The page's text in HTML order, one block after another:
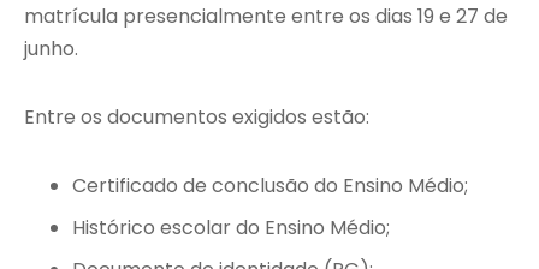
matrícula presencialmente entre os dias 19 e 27 de
junho.
Entre os documentos exigidos estão:
Certificado de conclusão do Ensino Médio;
Histórico escolar do Ensino Médio;